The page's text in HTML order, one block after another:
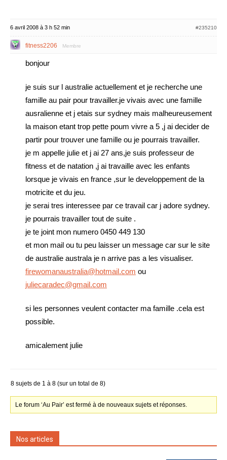
6 avril 2008 à 3 h 52 min #235210
fitness2206 Membre
bonjour
je suis sur l australie actuellement et je recherche une
famille au pair pour travailler.je vivais avec une famille
ausralienne et j etais sur sydney mais malheureusement
la maison etant trop pette poum vivre a 5 ,j ai decider de
partir pour trouver une famille ou je pourrais travailler.
je m appelle julie et j ai 27 ans,je suis professeur de
fitness et de natation ,j ai travaille avec les enfants
lorsque je vivais en france ,sur le developpement de la
motricite et du jeu.
je serai tres interessee par ce travail car j adore sydney.
je pourrais travailler tout de suite .
je te joint mon numero 0450 449 130
et mon mail ou tu peu laisser un message car sur le site
de australie australa je n arrive pas a les visualiser.
firewomanaustralia@hotmail.com ou
juliecaradec@gmail.com
si les personnes veulent contacter ma famille .cela est
possible.
amicalement julie
8 sujets de 1 à 8 (sur un total de 8)
Le forum ‘Au Pair’ est fermé à de nouveaux sujets et réponses.
Nos articles